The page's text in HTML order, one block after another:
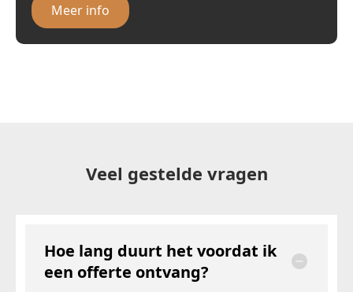
Meer info
Veel gestelde vragen
Hoe lang duurt het voordat ik
een offerte ontvang?